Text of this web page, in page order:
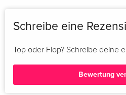
Schreibe eine
Top oder Flop? Schreibe deine
Bewertung